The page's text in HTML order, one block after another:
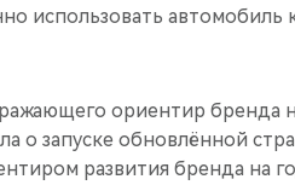
использовать автомобиль
ориентир бренда
о запуске обновлённой
развития бренда на